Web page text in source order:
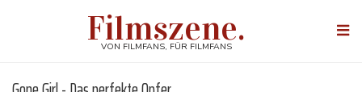
Filmszene.
VON FILMFANS, FÜR FILMFANS